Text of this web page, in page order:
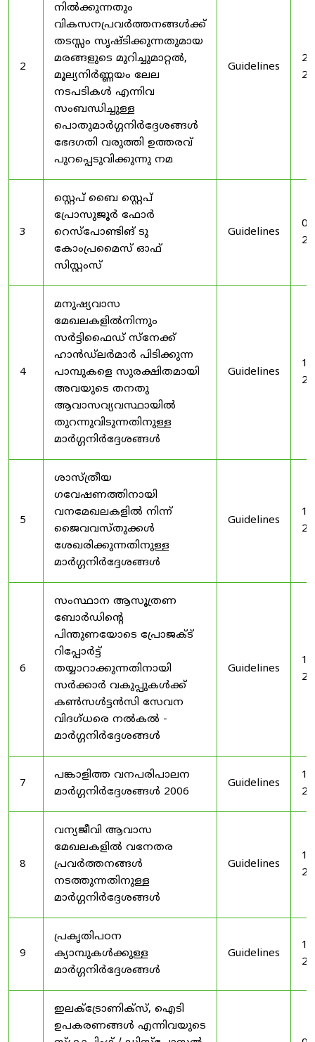
2
നിൽക്കുന്നതും
വികസനപ്രവർത്തനങ്ങൾക്ക്
തടസ്സം സൃഷ്ടിക്കുന്നതുമായ
മരങ്ങളുടെ മുറിച്ചുമാറ്റൽ,
മൂല്യനിർണ്ണയം ലേല
നടപടികൾ എന്നിവ
സംബന്ധിച്ചുള്ള
പൊതുമാർഗ്ഗനിർദ്ദേശങ്ങൾ
ഭേദഗതി വരുത്തി ഉത്തരവ്
പുറപ്പെടുവിക്കുന്നു നമ
Guidelines
3
സ്റ്റെപ് ബൈ സ്റ്റെപ്
പ്രോസുജൂർ ഫോർ
റെസ്‌പോണ്ടിങ് ടു
കോംപ്രമൈസ് ഓഫ്
സിസ്റ്റംസ്
Guidelines
4
മനുഷ്യവാസ
മേഖലകളിൽനിന്നും
സർട്ടിഫൈഡ് സ്നേക്ക്
ഹാൻഡ്‌ലർമാർ പിടിക്കുന്ന
പാമ്പുകളെ സുരക്ഷിതമായി
അവയുടെ തനതു
ആവാസവ്യവസ്ഥായിൽ
തുറന്നുവിടുന്നതിനുള്ള
മാർഗ്ഗനിർദ്ദേശങ്ങൾ
Guidelines
5
ശാസ്ത്രീയ
ഗവേഷണത്തിനായി
വനമേഖലകളിൽ നിന്ന്
ജൈവവസ്തുക്കൾ
ശേഖരിക്കുന്നതിനുള്ള
മാർഗ്ഗനിർദ്ദേശങ്ങൾ
Guidelines
6
സംസ്ഥാന ആസൂത്രണ
ബോർഡിൻ്റെ
പിന്തുണയോടെ പ്രോജക്ട്
റിപ്പോർട്ട്
തയ്യാറാക്കുന്നതിനായി
സർക്കാർ വകുപ്പുകൾക്ക്
കൺസൾട്ടൻസി സേവന
വിദഗ്ധരെ നൽകൽ -
മാർഗ്ഗനിർദ്ദേശങ്ങൾ
Guidelines
7
പങ്കാളിത്ത വനപരിപാലന
മാർഗ്ഗനിർദ്ദേശങ്ങൾ 2006
Guidelines
8
വന്യജീവി ആവാസ
മേഖലകളിൽ വനേതര
പ്രവർത്തനങ്ങൾ
നടത്തുന്നതിനുള്ള
മാർഗ്ഗനിർദ്ദേശങ്ങൾ
Guidelines
9
പ്രകൃതിപഠന
ക്യാമ്പുകൾക്കുള്ള
മാർഗ്ഗനിർദ്ദേശങ്ങൾ
Guidelines
ഇലക്‌ട്രോണിക്‌സ്, ഐടി
ഉപകരണങ്ങൾ എന്നിവയുടെ